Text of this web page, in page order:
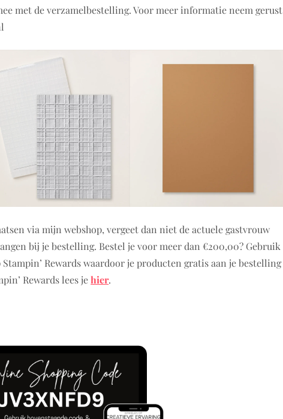
met de verzamelbestelling. Voor meer informatie neem gerust
via mijn webshop, vergeet dan niet de actuele gastvrouw
bij je bestelling. Bestel je voor meer dan €200,00? Gebruik
Rewards waardoor je producten gratis aan je bestelling
Rewards lees jehier.